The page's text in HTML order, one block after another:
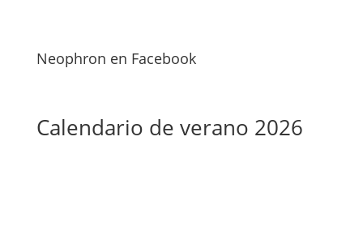
Neophron en Facebook
Calendario de verano 2026